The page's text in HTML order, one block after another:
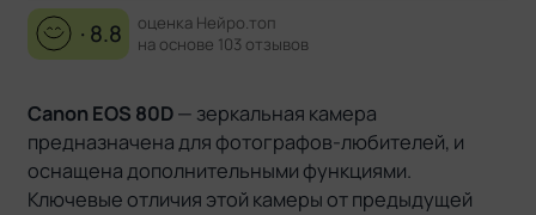
· 8.8
оценка Нейро.топ
на основе 103 отзывов
Canon EOS 80D— зеркальная камера
предназначена для фотографов-любителей, и
оснащена дополнительными функциями.
Ключевые отличия этой камеры от предыдущей